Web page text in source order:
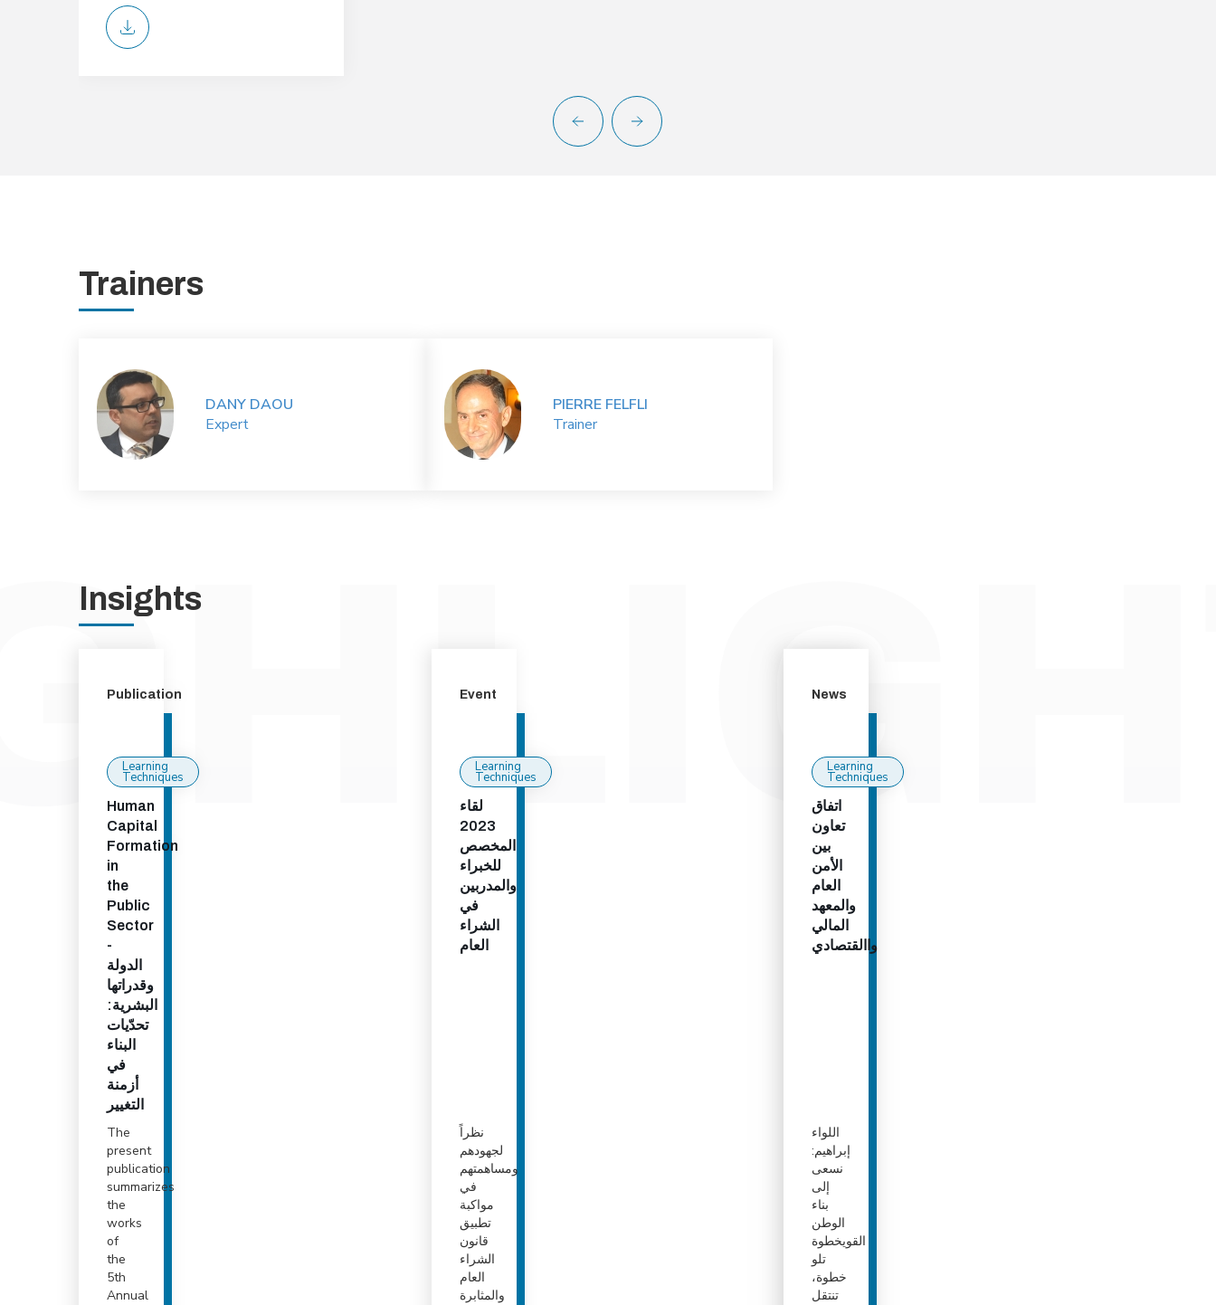
Trainers
DANY DAOU
Expert
PIERRE FELFLI
Trainer
Insights
Publication
Learning
Techniques
Human
Capital
Formation
in
the
Public
Sector
-
الدولة
وقدراتها
البشرية:
تحدّيات
البناء
في
أزمنة
التغيير
The
present
publication
summarizes
the
works
of
the
5th
Annual
Event
Learning
Techniques
لقاء
2023
المخصص
للخبراء
والمدربين
في
الشراء
العام
نظراً
لجهودهم
ومساهمتهم
في
مواكبة
تطبيق
قانون
الشراء
العام
والمثابرة
News
Learning
Techniques
اتفاق
تعاون
بين
الأمن
العام
والمعهد
المالي
واالقتصادي
اللواء
إبراهيم:
نسعى
إلى
بناء
الوطن
القويخطوة
تلو
خطوة،
تنتقل